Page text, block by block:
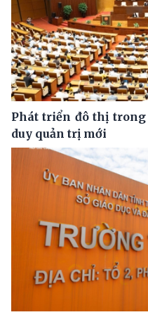
Phát triển đô thị
duy quản trị mới